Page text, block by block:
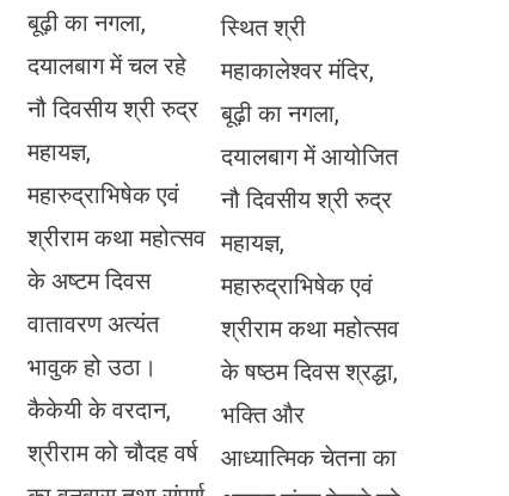
बूढ़ी का नगला,
दयालबाग में चल रहे
नौ दिवसीय श्री रुद्र
महायज्ञ,
महारुद्राभिषेक एवं
श्रीराम कथा महोत्सव
के अष्टम दिवस
वातावरण अत्यंत
भावुक हो उठा।
कैकेयी के वरदान,
श्रीराम को चौदह वर्ष
स्थित श्री
महाकालेश्वर मंदिर,
बूढ़ी का नगला,
दयालबाग में आयोजित
नौ दिवसीय श्री रुद्र
महायज्ञ,
महारुद्राभिषेक एवं
श्रीराम कथा महोत्सव
के षष्ठम दिवस श्रद्धा,
भक्ति और
आध्यात्मिक चेतना का